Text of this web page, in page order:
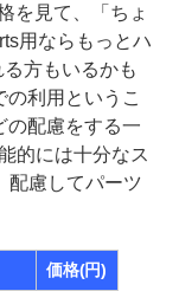
を見て、「ちょ
用ならもっとハ
方もいるかも
利用というこ
の配慮をする一
的には十分なス
配慮してパーツ
価格(円)